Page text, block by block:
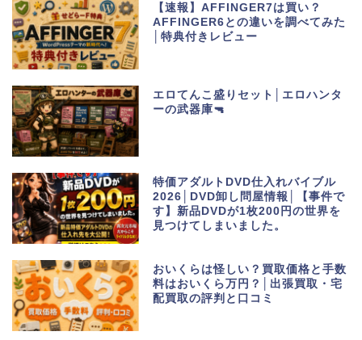
【速報】AFFINGER7は買い？
AFFINGER6との違いを調べてみた
│特典付きレビュー
エロてんこ盛りセット│エロハンタ
ーの武器庫🔫
特価アダルトDVD仕入れバイブル
2026│DVD卸し問屋情報│【事件で
す】新品DVDが1枚200円の世界を
見つけてしまいました。
おいくらは怪しい？買取価格と手数
料はおいくら万円？│出張買取・宅
配買取の評判と口コミ